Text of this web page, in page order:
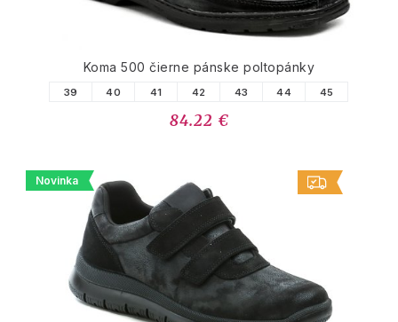
Koma 500 čierne pánske poltopánky
39 40 41 42 43 44 45
84.22 €
Novinka